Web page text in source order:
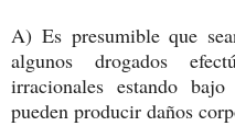
A) Es presumible que
algunos drogados
irracionales estando
pueden producir daños